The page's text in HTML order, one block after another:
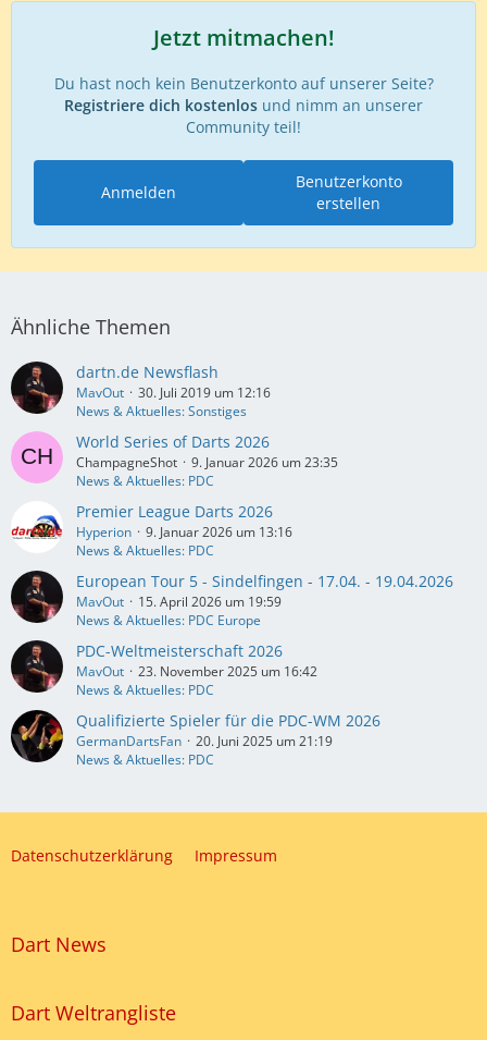
Jetzt mitmachen!
Du hast noch kein Benutzerkonto auf unserer Seite?
Registriere dich kostenlos und nimm an unserer
Community teil!
Benutzerkonto
erstellen
Anmelden
Ähnliche Themen
dartn.de Newsflash
MavOut
30. Juli 2019 um 12:16
News & Aktuelles: Sonstiges
World Series of Darts 2026
ChampagneShot
9. Januar 2026 um 23:35
News & Aktuelles: PDC
Premier League Darts 2026
Hyperion
9. Januar 2026 um 13:16
News & Aktuelles: PDC
European Tour 5 - Sindelfingen - 17.04. - 19.04.2026
MavOut
15. April 2026 um 19:59
News & Aktuelles: PDC Europe
PDC-Weltmeisterschaft 2026
MavOut
23. November 2025 um 16:42
News & Aktuelles: PDC
Qualifizierte Spieler für die PDC-WM 2026
GermanDartsFan
20. Juni 2025 um 21:19
News & Aktuelles: PDC
Datenschutzerklärung Impressum
Dart News
Dart Weltrangliste